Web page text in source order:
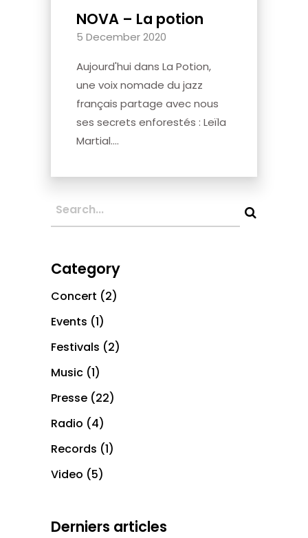
NOVA – La potion
5 December 2020
Aujourd'hui dans La Potion,
une voix nomade du jazz
français partage avec nous
ses secrets enforestés : Leïla
Martial....
Category
Concert (2)
Events (1)
Festivals (2)
Music (1)
Presse (22)
Radio (4)
Records (1)
Video (5)
Derniers articles